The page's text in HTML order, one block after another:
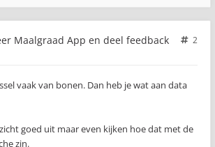
Maalgraad App en deel feedback
2
vaak van bonen. Dan heb je wat aan data
goed uit maar even kijken hoe dat met de
zin.